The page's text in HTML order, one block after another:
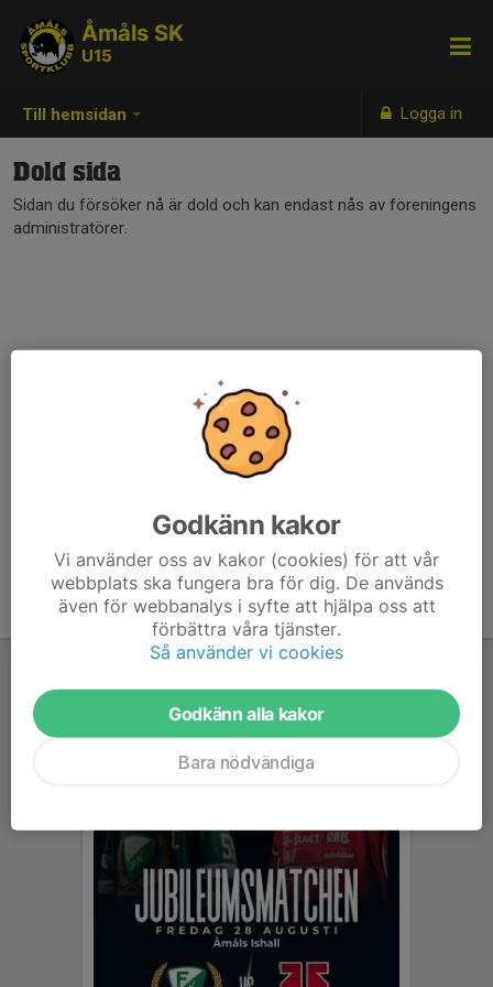
Till hemsidan Logga in
Åmåls SK
U15
Dold sida
Sidan du försöker nå är dold och kan endast nås av föreningens
administratörer.
Godkänn kakor
Vi använder oss av kakor (cookies) för att vår
webbplats ska fungera bra för dig. De används
även för webbanalys i syfte att hjälpa oss att
förbättra våra tjänster.
Så använder vi cookies
Godkänn alla kakor
Bara nödvändiga